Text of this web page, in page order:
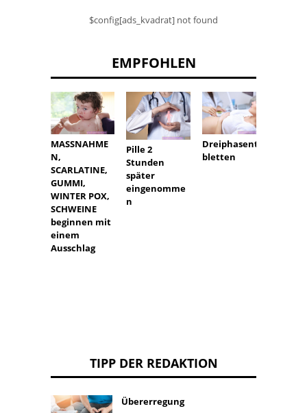
$config[ads_kvadrat] not found
EMPFOHLEN
MASSNAHME
N,
SCARLATINE,
GUMMI,
WINTER POX,
SCHWEINE
beginnen mit
einem
Ausschlag
Pille 2
Stunden
später
eingenomme
n
Dreiphasenta
bletten
TIPP DER REDAKTION
Übererregung